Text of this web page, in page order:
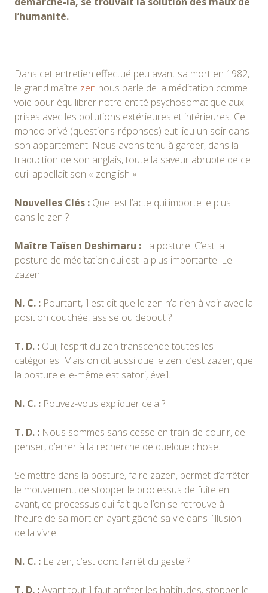
l’humanité.
Dans cet entretien effectué peu avant sa mort en 1982,
le grand maître zen nous parle de la méditation comme
voie pour équilibrer notre entité psychosomatique aux
prises avec les pollutions extérieures et intérieures. Ce
mondo privé (questions-réponses) eut lieu un soir dans
son appartement. Nous avons tenu à garder, dans la
traduction de son anglais, toute la saveur abrupte de ce
qu’il appellait son « zenglish ».
Nouvelles Clés : Quel est l’acte qui importe le plus
dans le zen ?
Maître Taïsen Deshimaru : La posture. C’est la
posture de méditation qui est la plus importante. Le
zazen.
N. C. : Pourtant, il est dit que le zen n’a rien à voir avec la
position couchée, assise ou debout ?
T. D. : Oui, l’esprit du zen transcende toutes les
catégories. Mais on dit aussi que le zen, c’est zazen, que
la posture elle-même est satori, éveil.
N. C. : Pouvez-vous expliquer cela ?
T. D. : Nous sommes sans cesse en train de courir, de
penser, d’errer à la recherche de quelque chose.
Se mettre dans la posture, faire zazen, permet d’arrêter
le mouvement, de stopper le processus de fuite en
avant, ce processus qui fait que l’on se retrouve à
l’heure de sa mort en ayant gâché sa vie dans l’illusion
de la vivre.
N. C. : Le zen, c’est donc l’arrêt du geste ?
T. D. :Avant tout il faut arrêter les habitudes, stopper le